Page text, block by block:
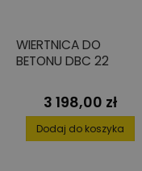
WIERTNICA DO
BETONU DBC 22
Cena
3 198,00 zł
Dodaj do koszyka